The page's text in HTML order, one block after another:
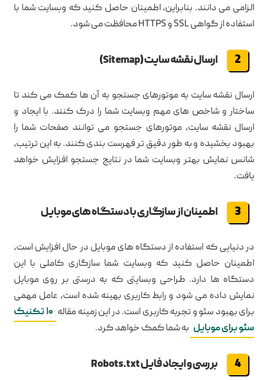
الزامی می دانند. بنابراین، اطمینان حاصل کنید که وبسایت شما با
استفاده از گواهی SSL و HTTPS محافظت می شود.
ارسال نقشه سایت (Sitemap)
ارسال نقشه سایت به موتورهای جستجو به آن ها کمک می کند تا
ساختار و شاخص های مهم وبسایت شما را درک کنند. با ایجاد و
ارسال نقشه سایت، موتورهای جستجو می توانند صفحات شما را
بهبود بخشیده و به طور دقیق تر فهرست بندی کنند. به این ترتیب،
شانس نمایش بهتر وبسایت شما در نتایج جستجو افزایش خواهد
یافت.
اطمینان از سازگاری با دستگاه های موبایل
در دنیایی که استفاده از دستگاه های موبایل در حال افزایش است،
اطمینان حاصل کنید که وبسایت شما سازگاری کاملی با این
دستگاه ها دارد. طراحی وبسایتی که به درستی بر روی موبایل
نمایش داده می شود و رابط کاربری بهینه شده است، عامل مهمی
برای بهبود سئو و تجربه کاربری است. در این زمینه مقاله
۱۰ تکنیک
سئو برای موبایل به شما کمک خواهد کرد.
بررسی و ایجاد فایل Robots.txt